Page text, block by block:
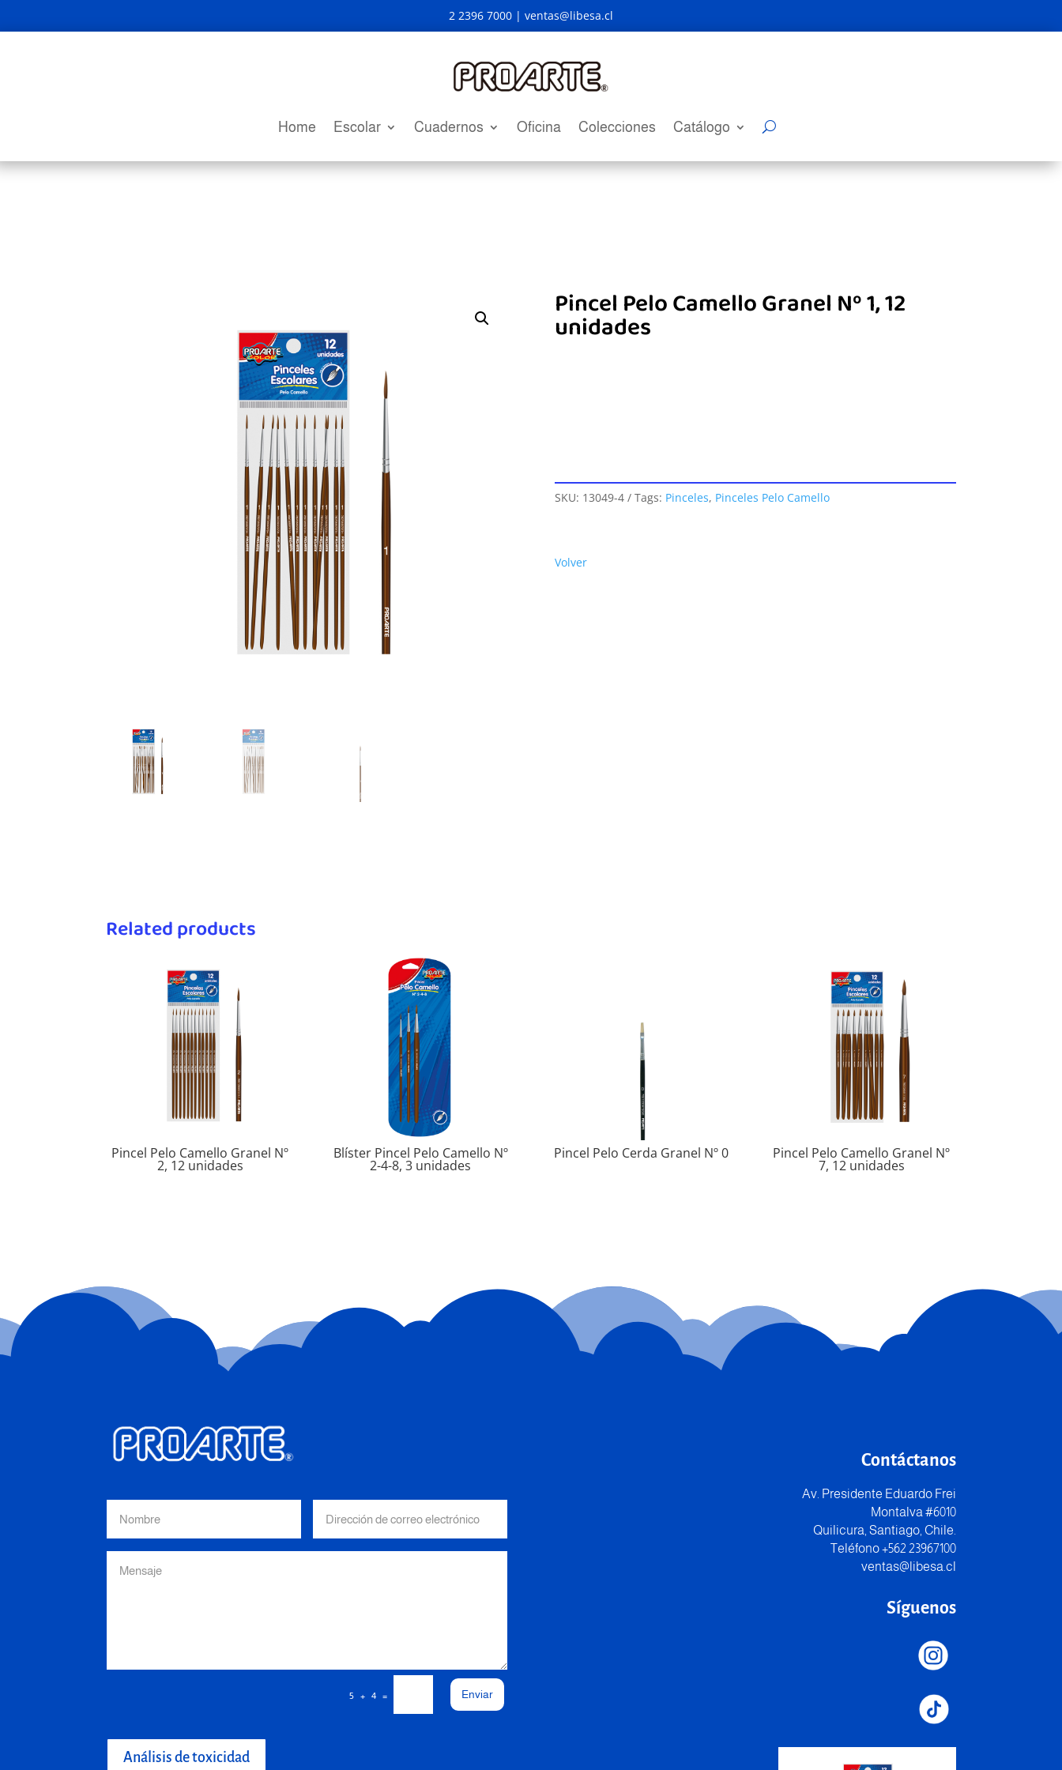
2 2396 7000 | ventas@libesa.cl
Home Escolar Cuadernos Oficina Colecciones Catálogo
Pincel Pelo Camello Granel Nº 1, 12
unidades
SKU: 13049-4 Tags: Pinceles, Pinceles Pelo Camello
Volver
Related products
Pincel Pelo Camello Granel Nº
2, 12 unidades
Blíster Pincel Pelo Camello Nº
2-4-8, 3 unidades
Pincel Pelo Cerda Granel Nº 0 Pincel Pelo Camello Granel Nº
7, 12 unidades
Contáctanos
5 + 4 = Enviar
Análisis de toxicidad
Av. Presidente Eduardo Frei
Montalva #6010
Quilicura, Santiago, Chile.
Teléfono +562 23967100
ventas@libesa.cl
Síguenos